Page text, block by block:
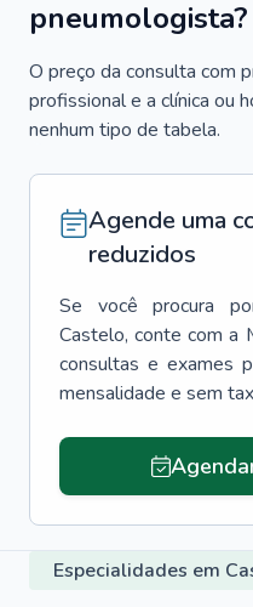
pneumologista?
O preço da consulta com
profissional e a clínica ou
nenhum tipo de tabela.
Agende uma
reduzidos
Se você procura
Castelo, conte com a
consultas e exames
mensalidade e sem
Especialidades em